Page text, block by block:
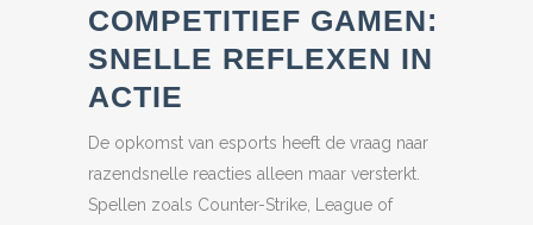
COMPETITIEF GAMEN:
SNELLE REFLEXEN IN
ACTIE
De opkomst van esports heeft de vraag naar
razendsnelle reacties alleen maar versterkt.
Spellen zoals Counter-Strike, League of